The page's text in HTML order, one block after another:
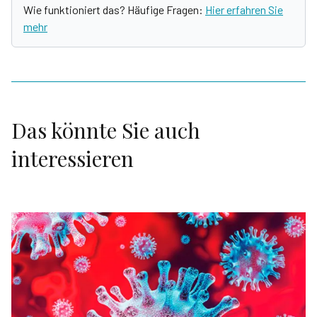
Wie funktioniert das? Häufige Fragen: Hier erfahren Sie
mehr
Das könnte Sie auch
interessieren